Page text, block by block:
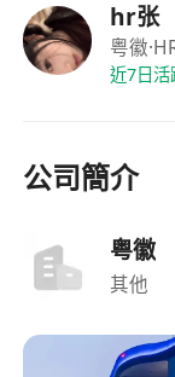
享有法定假
休假天數。
提供全面
表現優異者
調員等職位。
保險等額外
hr张
粤徽
近7日活
公司簡介
粤徽
其他